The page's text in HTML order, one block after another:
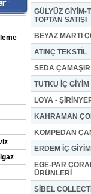
GÜLYÜZ GİYİM-
TOPTAN SATIŞI
BEYAZ MARTI
ATINÇ TEKSTİL
SEDA
TUTKU İÇ GİYİM
LOYA -
KAHRAMAN
KOMPEDAN
ERDEM İÇ GİYİM
EGE-PAR
ÜRÜNLERİ
SİBEL